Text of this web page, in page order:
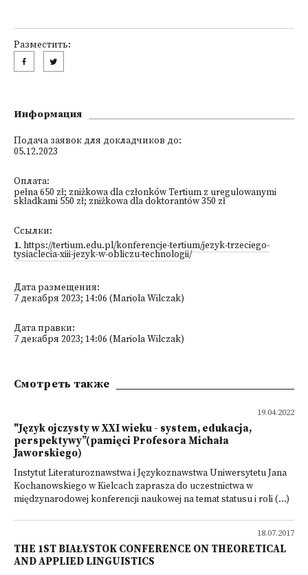
Разместить:
Информация
Подача заявок для докладчиков до:
05.12.2023
Оплата:
pełna 650 zł; zniżkowa dla członków Tertium z uregulowanymi
składkami 550 zł; zniżkowa dla doktorantów 350 zł
Ссылки:
1. https://tertium.edu.pl/konferencje-tertium/jezyk-trzeciego-
tysiaclecia-xiii-jezyk-w-obliczu-technologii/
Дата размещения:
7 декабря 2023; 14:06 (Mariola Wilczak)
Дата правки:
7 декабря 2023; 14:06 (Mariola Wilczak)
Смотреть также
19.04.2022
"Język ojczysty w XXI wieku - system, edukacja,
perspektywy”(pamięci Profesora Michała
Jaworskiego)
Instytut Literaturoznawstwa i Językoznawstwa Uniwersytetu Jana
Kochanowskiego w Kielcach zaprasza do uczestnictwa w
międzynarodowej konferencji naukowej na temat statusu i roli (...)
18.07.2017
THE 1ST BIAŁYSTOK CONFERENCE ON THEORETICAL
AND APPLIED LINGUISTICS